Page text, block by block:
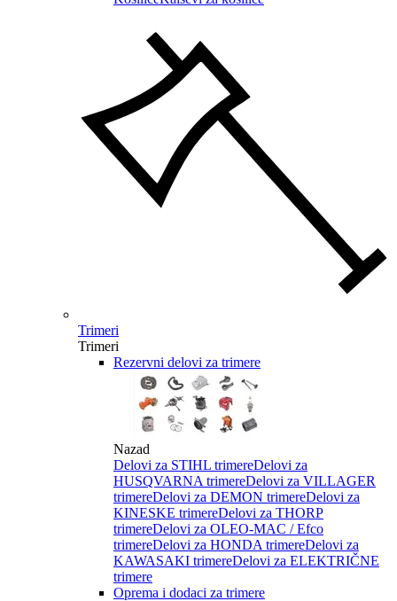
Trimeri
Trimeri
Rezervni delovi za trimere
Nazad
Delovi za STIHL trimereDelovi za
HUSQVARNA trimereDelovi za VILLAGER
trimereDelovi za DEMON trimereDelovi za
KINESKE trimereDelovi za THORP
trimereDelovi za OLEO-MAC / Efco
trimereDelovi za HONDA trimereDelovi za
KAWASAKI trimereDelovi za ELEKTRIČNE
trimere
Oprema i dodaci za trimere